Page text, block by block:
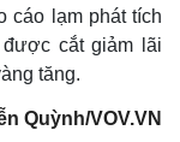
cáo lạm phát tích
cắt giảm lãi
tăng.
Quỳnh/VOV.VN